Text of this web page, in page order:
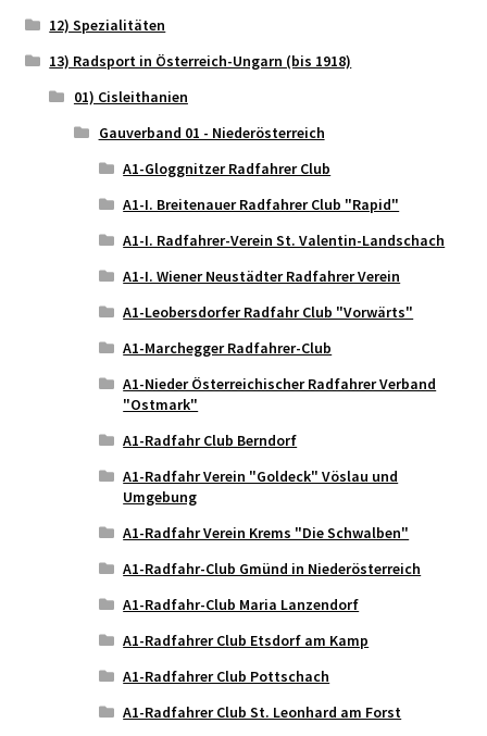
12) Spezialitäten
13) Radsport in Österreich-Ungarn (bis 1918)
01) Cisleithanien
Gauverband 01 - Niederösterreich
A1-Gloggnitzer Radfahrer Club
A1-I. Breitenauer Radfahrer Club "Rapid"
A1-I. Radfahrer-Verein St. Valentin-Landschach
A1-I. Wiener Neustädter Radfahrer Verein
A1-Leobersdorfer Radfahr Club "Vorwärts"
A1-Marchegger Radfahrer-Club
A1-Nieder Österreichischer Radfahrer Verband
"Ostmark"
A1-Radfahr Club Berndorf
A1-Radfahr Verein "Goldeck" Vöslau und
Umgebung
A1-Radfahr Verein Krems "Die Schwalben"
A1-Radfahr-Club Gmünd in Niederösterreich
A1-Radfahr-Club Maria Lanzendorf
A1-Radfahrer Club Etsdorf am Kamp
A1-Radfahrer Club Pottschach
A1-Radfahrer Club St. Leonhard am Forst